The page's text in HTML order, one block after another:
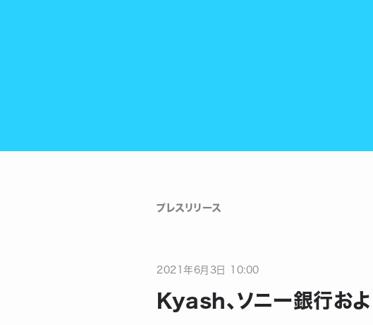
プレスリリース
2021 年 6月 3 日 10:00
Kyash、ソニー銀行お